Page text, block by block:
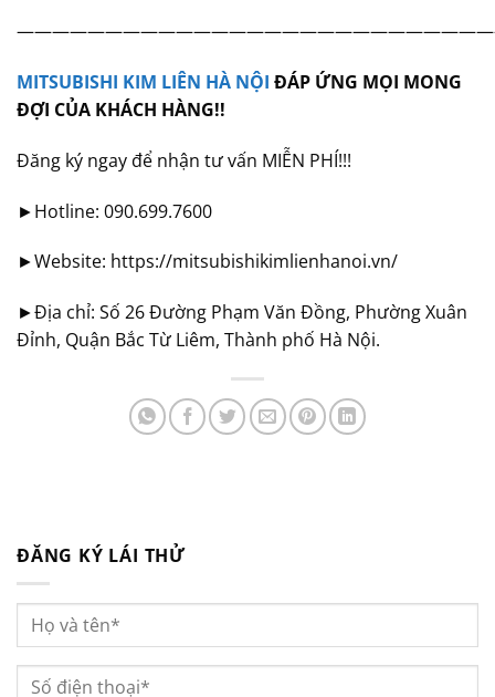
MITSUBISHI KIM LIÊN HÀ NỘI ĐÁP ỨNG MỌI MONG
ĐỢI CỦA KHÁCH HÀNG!!
Đăng ký ngay để nhận tư vấn MIỄN PHÍ!!!
►Hotline: 090.699.7600
►Website: https://mitsubishikimlienhanoi.vn/
►Địa chỉ: Số 26 Đường Phạm Văn Đồng, Phường Xuân
Đỉnh, Quận Bắc Từ Liêm, Thành phố Hà Nội.
ĐĂNG KÝ LÁI THỬ